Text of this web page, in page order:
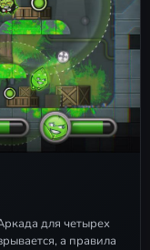
для четырех
а правила